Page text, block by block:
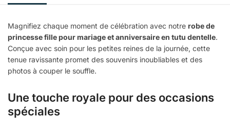
Magnifiez chaque moment de célébration avec notre robe de
princesse fille pour mariage et anniversaire en tutu dentelle.
Conçue avec soin pour les petites reines de la journée, cette
tenue ravissante promet des souvenirs inoubliables et des
photos à couper le souffle.
Une touche royale pour des occasions
spéciales